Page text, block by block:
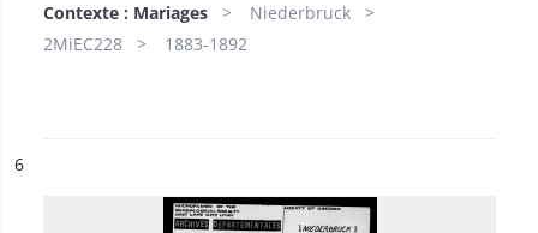
Contexte : Mariages
Niederbruck
2MiEC228
1883-1892
n°
6